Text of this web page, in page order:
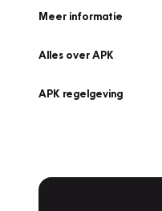
Meer informatie
Alles over APK
APK regelgeving